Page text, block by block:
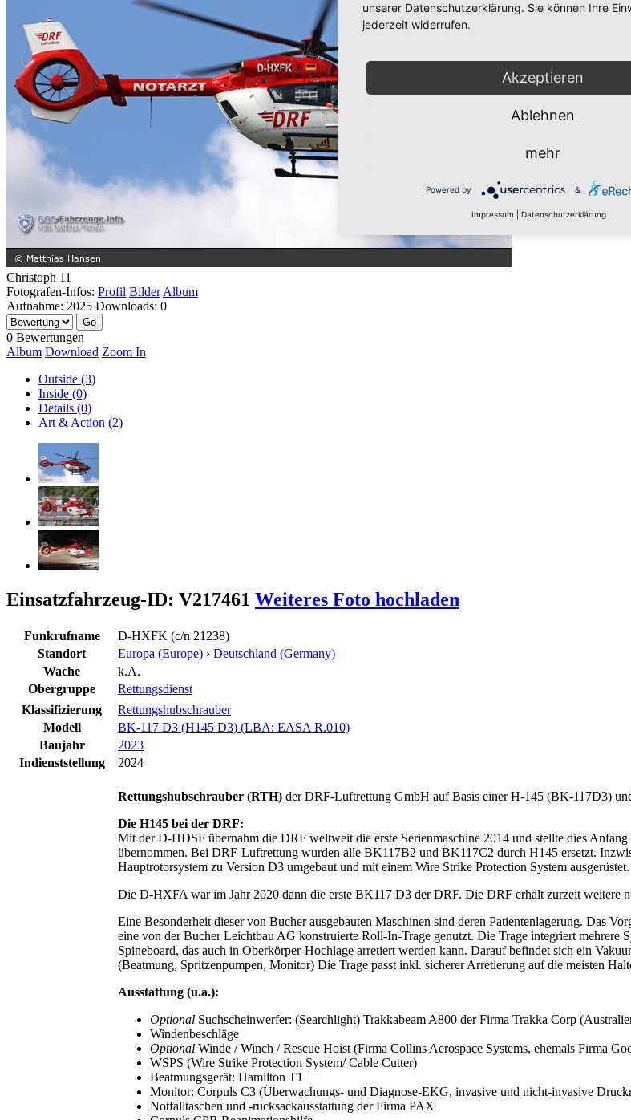
Christoph 11
Fotografen-Infos: Profil Bilder Album
Aufnahme: 2025 Downloads: 0
0 Bewertungen
Album Download Zoom In
Outside (3)
Inside (0)
Details (0)
Art & Action (2)
Einsatzfahrzeug-ID: V217461 Weiteres Foto hochladen
Funkrufname D-HXFK (c/n 21238)
Standort
Europa (Europe) › Deutschland (Germany)
Wache
k.A.
Obergruppe
Rettungsdienst
Klassifizierung
Rettungshubschrauber
Modell
BK-117 D3 (H145 D3) (LBA: EASA R.010)
Baujahr
2023
Indienststellung
2024
Rettungshubschrauber (RTH) der DRF-Luftrettung GmbH auf Basis einer H-145 (BK-117D3)
Die H145 bei der DRF:
Mit der D-HDSF übernahm die DRF weltweit die erste Serienmaschine 2014 und stellte dies
übernommen. Bei DRF-Luftrettung wurden alle BK117B2 und BK117C2 durch H145 ersetzt.
Hauptrotorsystem zu Version D3 umgebaut und mit einem Wire Strike Protection System
Die D-HXFA war im Jahr 2020 dann die erste BK117 D3 der DRF. Die DRF erhält zurzeit weitere
Eine Besonderheit dieser von Bucher ausgebauten Maschinen sind deren Patientenlagerung. Das
eine von der Bucher Leichtbau AG konstruierte Roll-In-Trage genutzt. Die Trage integriert mehrere
Spineboard, das auch in Oberkörper-Hochlage arretiert werden kann. Darauf befindet sich ein
(Beatmung, Spritzenpumpen, Monitor) Die Trage passt inkl. sicherer Arretierung auf die meisten
Ausstattung (u.a.):
Optional Suchscheinwerfer: (Searchlight) Trakkabeam A800 der Firma Trakka Corp
Windenbeschläge
Optional Winde / Winch / Rescue Hoist (Firma Collins Aerospace Systems, ehemals Firma
WSPS (Wire Strike Protection System/ Cable Cutter)
Beatmungsgerät: Hamilton T1
Monitor: Corpuls C3 (Überwachungs- und Diagnose-EKG, invasive und nicht-invasive
Notfalltaschen und -rucksackausstattung der Firma PAX
unserer Datenschutzerklärung. Sie können Ihre
jederzeit widerrufen.
Akzeptieren
Ablehnen
mehr
Powered by &
Impressum Datenschutzerklärung